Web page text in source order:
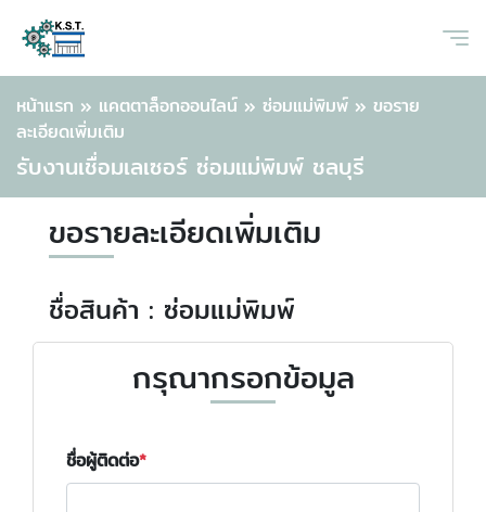
หน้าแรก » แคตตาล็อกออนไลน์ » ซ่อมแม่พิมพ์ » ขอราย
ละเอียดเพิ่มเติม
รับงานเชื่อมเลเซอร์ ซ่อมแม่พิมพ์ ชลบุรี
ขอรายละเอียดเพิ่มเติม
ชื่อสินค้า : ซ่อมแม่พิมพ์
กรุณากรอกข้อมูล
ชื่อผู้ติดต่อ